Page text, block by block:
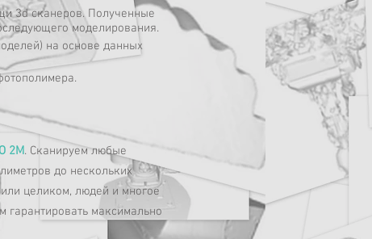
3d сканеров. Полученные
моделирования.
на основе данных
2M. Сканируем любые
до нескольких
целиком, людей и многое
гарантировать максимально